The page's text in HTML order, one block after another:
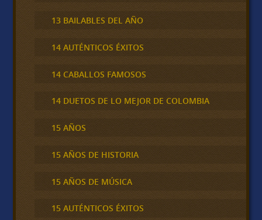
13 BAILABLES DEL AÑO
14 AUTÉNTICOS ÉXITOS
14 CABALLOS FAMOSOS
14 DUETOS DE LO MEJOR DE COLOMBIA
15 AÑOS
15 AÑOS DE HISTORIA
15 AÑOS DE MÚSICA
15 AUTÉNTICOS ÉXITOS